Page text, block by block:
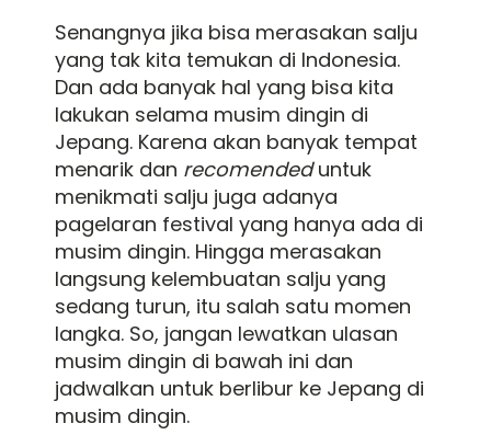
Senangnya jika bisa merasakan salju
yang tak kita temukan di Indonesia.
Dan ada banyak hal yang bisa kita
lakukan selama musim dingin di
Jepang. Karena akan banyak tempat
menarik dan recomendeduntuk
menikmati salju juga adanya
pagelaran festival yang hanya ada di
musim dingin. Hingga merasakan
langsung kelembuatan salju yang
sedang turun, itu salah satu momen
langka. So, jangan lewatkan ulasan
musim dingin di bawah ini dan
jadwalkan untuk berlibur ke Jepang di
musim dingin.